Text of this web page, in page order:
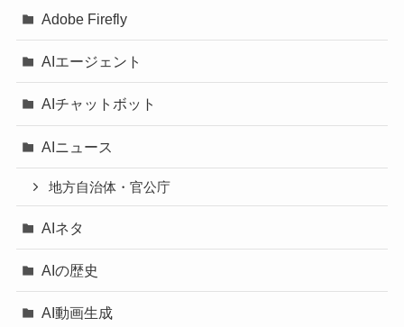
Adobe Firefly
AIエージェント
AIチャットボット
AIニュース
地方自治体・官公庁
AIネタ
AIの歴史
AI動画生成